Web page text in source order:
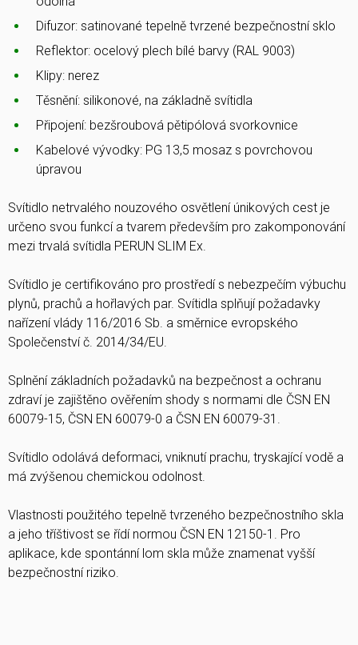
Difuzor: satinované tepelně tvrzené bezpečnostní sklo
Reflektor: ocelový plech bílé barvy (RAL 9003)
Klipy: nerez
Těsnění: silikonové, na základně svítidla
Připojení: bezšroubová pětipólová svorkovnice
Kabelové vývodky: PG 13,5 mosaz s povrchovou
úpravou
Svítidlo netrvalého nouzového osvětlení únikových cest je
určeno svou funkcí a tvarem především pro zakomponování
mezi trvalá svítidla PERUN SLIM Ex.
Svítidlo je certifikováno pro prostředí s nebezpečím výbuchu
plynů, prachů a hořlavých par. Svítidla splňují požadavky
nařízení vlády 116/2016 Sb. a směrnice evropského
Společenství č. 2014/34/EU.
Splnění základních požadavků na bezpečnost a ochranu
zdraví je zajištěno ověřením shody s normami dle ČSN EN
60079-15, ČSN EN 60079-0 a ČSN EN 60079-31.
Svítidlo odolává deformaci, vniknutí prachu, tryskající vodě a
má zvýšenou chemickou odolnost.
Vlastnosti použitého tepelně tvrzeného bezpečnostního skla
a jeho tříštivost se řídí normou ČSN EN 12150-1. Pro
aplikace, kde spontánní lom skla může znamenat vyšší
bezpečnostní riziko.